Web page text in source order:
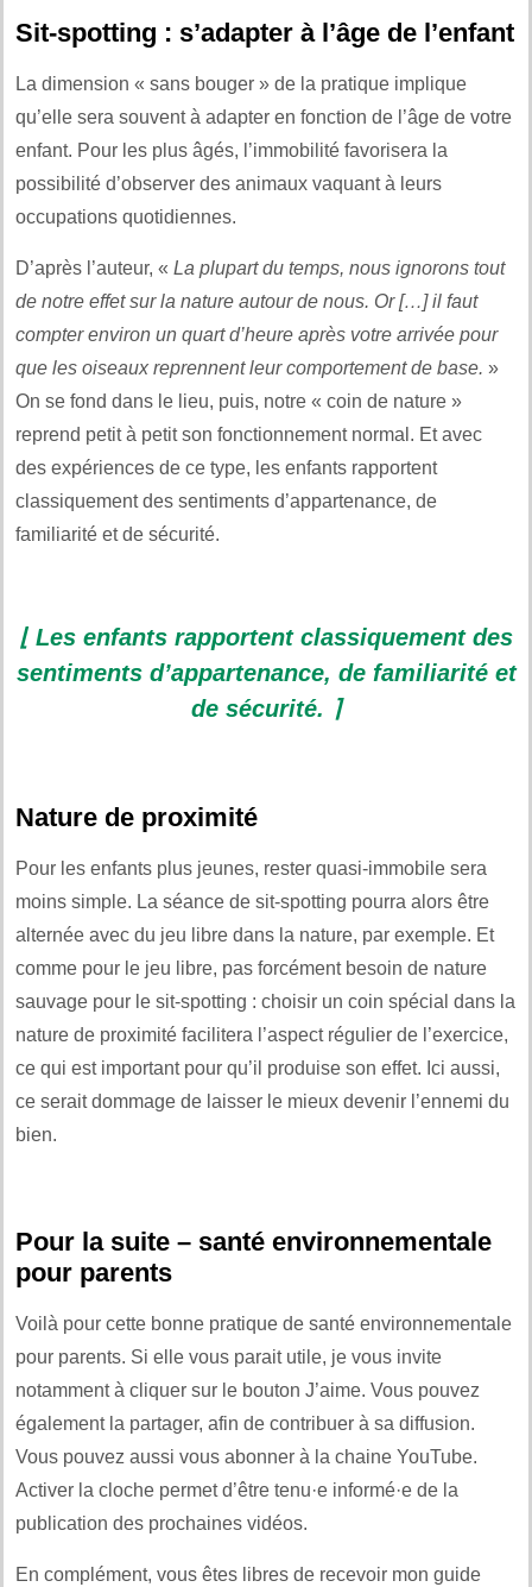
Sit-spotting : s’adapter à l’âge de l’enfant
La dimension « sans bouger » de la pratique implique
qu’elle sera souvent à adapter en fonction de l’âge de votre
enfant. Pour les plus âgés, l’immobilité favorisera la
possibilité d’observer des animaux vaquant à leurs
occupations quotidiennes.
D’après l’auteur, « La plupart du temps, nous ignorons tout
de notre effet sur la nature autour de nous. Or […] il faut
compter environ un quart d’heure après votre arrivée pour
que les oiseaux reprennent leur comportement de base. »
On se fond dans le lieu, puis, notre « coin de nature »
reprend petit à petit son fonctionnement normal. Et avec
des expériences de ce type, les enfants rapportent
classiquement des sentiments d’appartenance, de
familiarité et de sécurité.
⌊ Les enfants rapportent classiquement des
sentiments d’appartenance, de familiarité et
de sécurité. ⌉
Nature de proximité
Pour les enfants plus jeunes, rester quasi-immobile sera
moins simple. La séance de sit-spotting pourra alors être
alternée avec du jeu libre dans la nature, par exemple. Et
comme pour le jeu libre, pas forcément besoin de nature
sauvage pour le sit-spotting : choisir un coin spécial dans la
nature de proximité facilitera l’aspect régulier de l’exercice,
ce qui est important pour qu’il produise son effet. Ici aussi,
ce serait dommage de laisser le mieux devenir l’ennemi du
bien.
Pour la suite – santé environnementale
pour parents
Voilà pour cette bonne pratique de santé environnementale
pour parents. Si elle vous parait utile, je vous invite
notamment à cliquer sur le bouton J’aime. Vous pouvez
également la partager, afin de contribuer à sa diffusion.
Vous pouvez aussi vous abonner à la chaine YouTube.
Activer la cloche permet d’être tenu·e informé·e de la
publication des prochaines vidéos.
En complément, vous êtes libres de recevoir mon guide